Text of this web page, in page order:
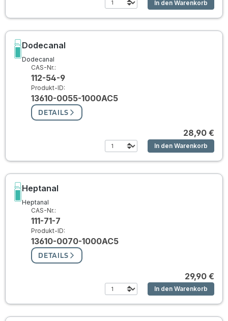
In den Warenkorb
Dodecanal
Dodecanal
CAS-Nr.:
112-54-9
Produkt-ID:
13610-0055-1000AC5
DETAILS
28,90 €
In den Warenkorb
Heptanal
Heptanal
CAS-Nr.:
111-71-7
Produkt-ID:
13610-0070-1000AC5
DETAILS
29,90 €
In den Warenkorb